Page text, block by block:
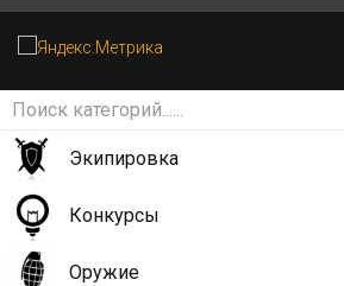
Экипировка
Конкурсы
Оружие